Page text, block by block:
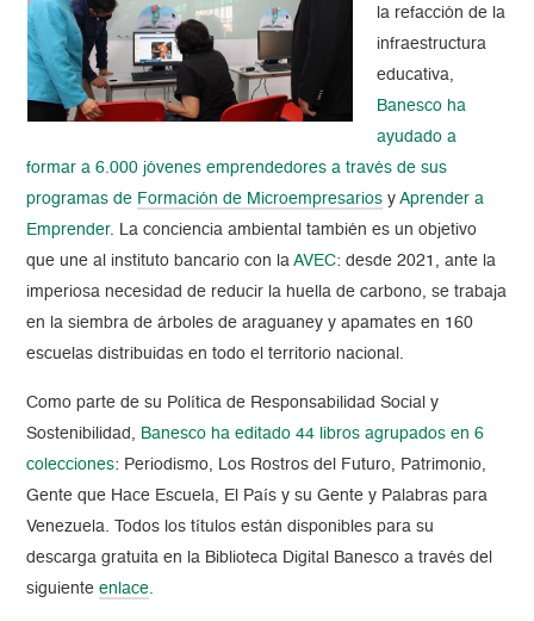
la refacción de la
infraestructura
educativa,
Banesco ha
ayudado a
formar a 6.000 jóvenes emprendedores a través de sus
programas de Formación de Microempresarios yAprender a
Emprender. La conciencia ambiental también es un objetivo
que une al instituto bancario con laAVEC: desde 2021, ante la
imperiosa necesidad de reducir la huella de carbono, se trabaja
en la siembra de árboles de araguaney y apamates en 160
escuelas distribuidas en todo el territorio nacional.
Como parte de su Política de Responsabilidad Social y
Sostenibilidad,
Banesco ha editado 44 libros agrupados en 6
colecciones: Periodismo, Los Rostros del Futuro, Patrimonio,
Gente que Hace Escuela, El País y su Gente y Palabras para
Venezuela. Todos los títulos están disponibles para su
descarga gratuita en la Biblioteca Digital Banesco a través del
siguienteenlace